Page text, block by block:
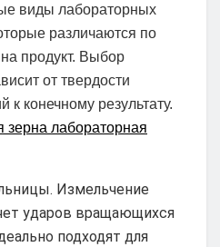
виды лабораторных
различаются по
продукт. Выбор
от твердости
к конечному результату.
зерна лабораторная
Измельчение
ударов вращающихся
подходят для